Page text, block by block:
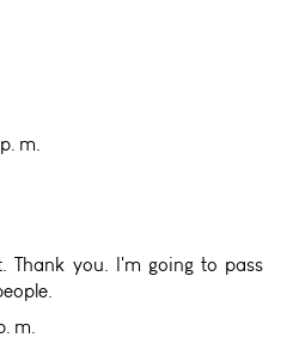
m.
Thank you. I'm going to pass
m.